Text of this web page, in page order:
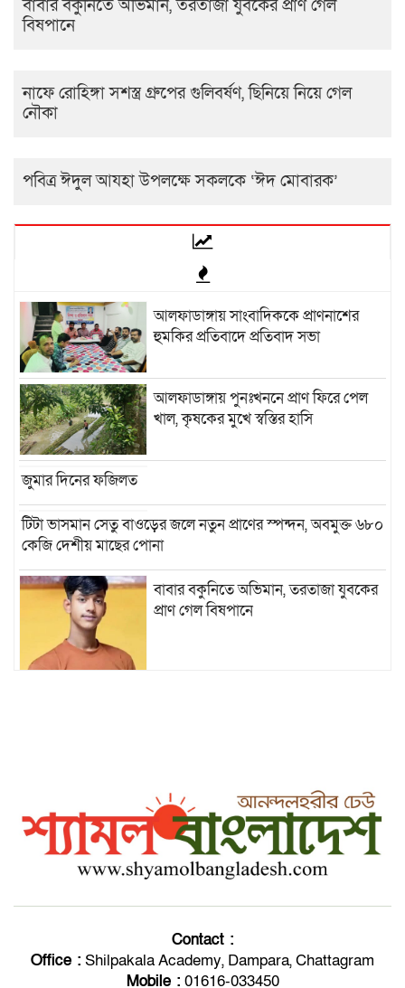
বাবার বকুনিতে অভিমান, তরতাজা যুবকের প্রাণ গেল
বিষপানে
নাফে রোহিঙ্গা সশস্ত্র গ্রুপের গুলিবর্ষণ, ছিনিয়ে নিয়ে গেল
নৌকা
পবিত্র ঈদুল আযহা উপলক্ষে সকলকে ‘ঈদ মোবারক’
আলফাডাঙ্গায় সাংবাদিককে প্রাণনাশের
হুমকির প্রতিবাদে প্রতিবাদ সভা
আলফাডাঙ্গায় পুনঃখননে প্রাণ ফিরে পেল
খাল, কৃষকের মুখে স্বস্তির হাসি
জুমার দিনের ফজিলত
টিটা ভাসমান সেতু বাওড়ের জলে নতুন প্রাণের স্পন্দন, অবমুক্ত ৬৮০
কেজি দেশীয় মাছের পোনা
বাবার বকুনিতে অভিমান, তরতাজা যুবকের
প্রাণ গেল বিষপানে
মোবারক’
টেকনাফে শিশু ধর্ষণ মামলার প্রধান
পলাতক আসামি নবী হোসেন গ্রেপ্তার
টেকনাফে পৃথক অভিযানে বিদেশি মদ-
পণ্যসামগ্রীসহ গ্রেফতার-১৩
Contact :
Office : Shilpakala Academy, Dampara, Chattagram
Mobile : 01616-033450